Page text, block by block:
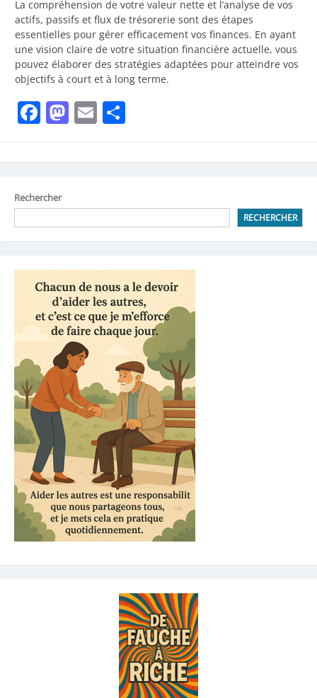
La compréhension de votre valeur nette et l’analyse de vos
actifs, passifs et flux de trésorerie sont des étapes
essentielles pour gérer efficacement vos finances. En ayant
une vision claire de votre situation financière actuelle, vous
pouvez élaborer des stratégies adaptées pour atteindre vos
objectifs à court et à long terme.
Facebook
Mastodon
Email
Rechercher
RECHERCHER